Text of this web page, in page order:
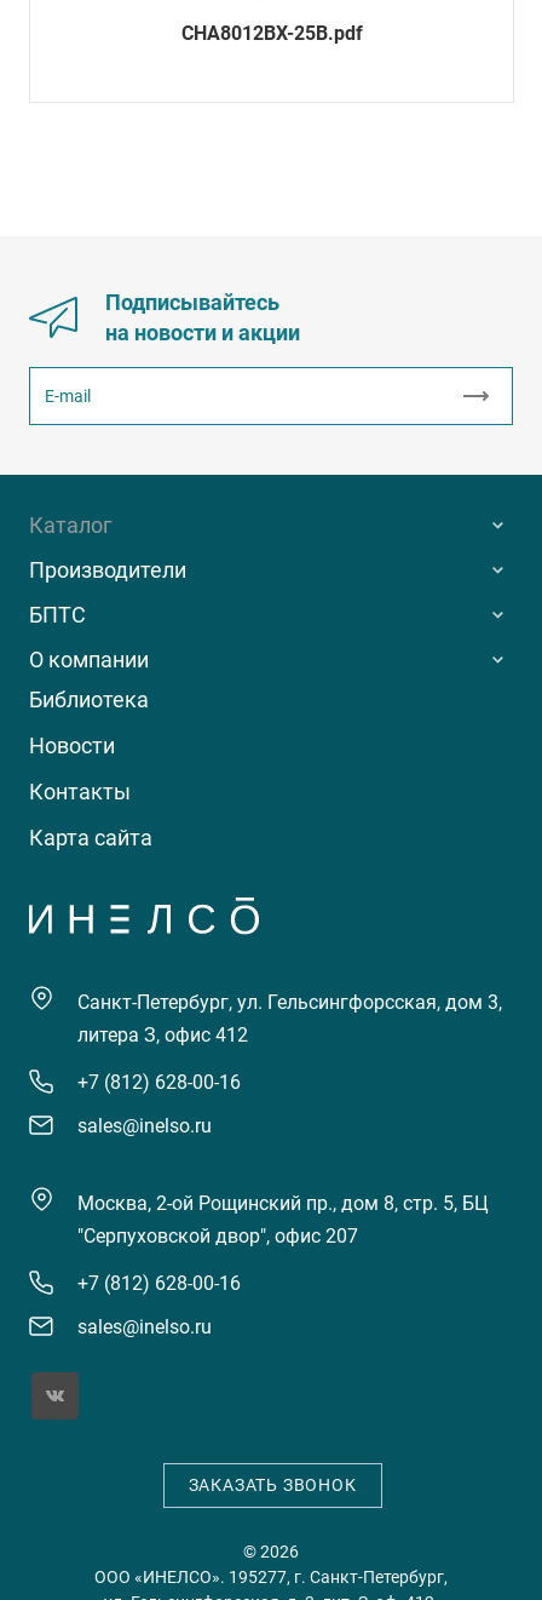
CHA8012BX-25B.pdf
Подписывайтесь
на новости и акции
Каталог
Производители
БПТС
О компании
Библиотека
Новости
Контакты
Карта сайта
Санкт-Петербург, ул. Гельсингфорсская, дом 3,
литера З, офис 412
+7 (812) 628-00-16
sales@inelso.ru
Москва, 2-ой Рощинский пр., дом 8, стр. 5, БЦ
"Серпуховской двор", офис 207
+7 (812) 628-00-16
sales@inelso.ru
ЗАКАЗАТЬ ЗВОНОК
© 2026
ООО «ИНЕЛСО». 195277, г. Санкт-Петербург,